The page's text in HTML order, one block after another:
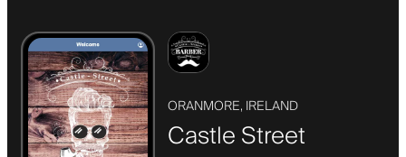
ORANMORE, IRELAND
Castle Street